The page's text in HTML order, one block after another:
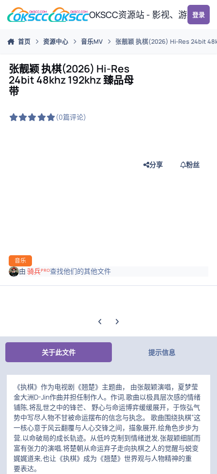
跳转到帖子
OKSCC资源站 - 影视、游戏、
登录
首页 资源中心 音乐MV 张靓颖 执棋(2026) Hi-Res 24bit
张靓颖 执棋(2026) Hi-Res
24bit 48khz 192khz 臻品母
带
(0篇评论)
音乐
分享 粉丝
由骑兵ᴾᴿᴼ查找他们的其他文件
上一张轮播幻灯片
下一张轮播幻灯片
关于此文件 提示信息
《执棋》作为电视剧《翘楚》主题曲， 由张靓颖演唱，夏梦莹
金大洲D-Jin作曲并担任制作人。作词,歌曲以极具层次感的情绪
铺陈,将乱世之中的锋芒、 野心与命运博弈缓缓展开，于恢弘气
势中写尽人物不甘被命运摆布的信念与执念。 歌曲围绕执棋”这
一核心意于风云翻覆与人心交锋之间，描象展开,绘角色步步为
营,以命破局的成长轨迹。从低吟克制到情绪迸发,张靓颖细腻而
富有张力的演唱,将楚朝从命运弃子走向执棋之人的觉醒与蜕变
娓娓道来,也让《执棋》成为《翘楚》世界观与人物精神的重
要表达。